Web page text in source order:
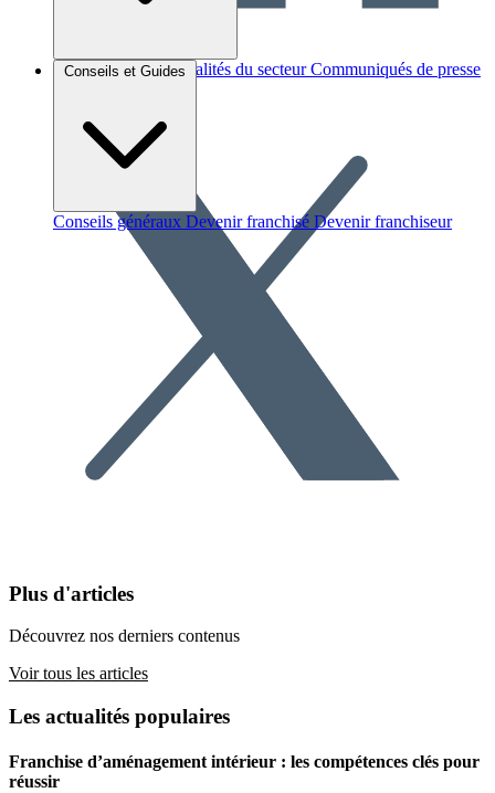
Brèves et actus Actualités du secteur Communiqués de presse
Conseils et Guides
Conseils généraux Devenir franchisé Devenir franchiseur
Plus d'articles
Découvrez nos derniers contenus
Voir tous les articles
Les actualités populaires
Franchise d’aménagement intérieur : les compétences clés pour
réussir